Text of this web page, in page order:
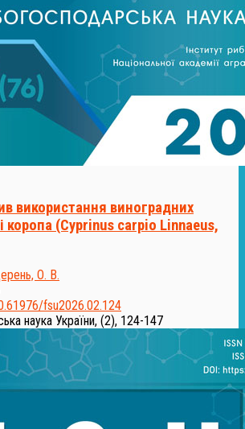
використання виноградних
коропа (Cyprinus carpio Linnaeus,
О. В.
fsu2026.02.124
наука України, (2), 124-147